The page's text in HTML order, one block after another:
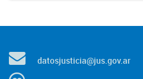
datosjusticia@jus.gov.ar